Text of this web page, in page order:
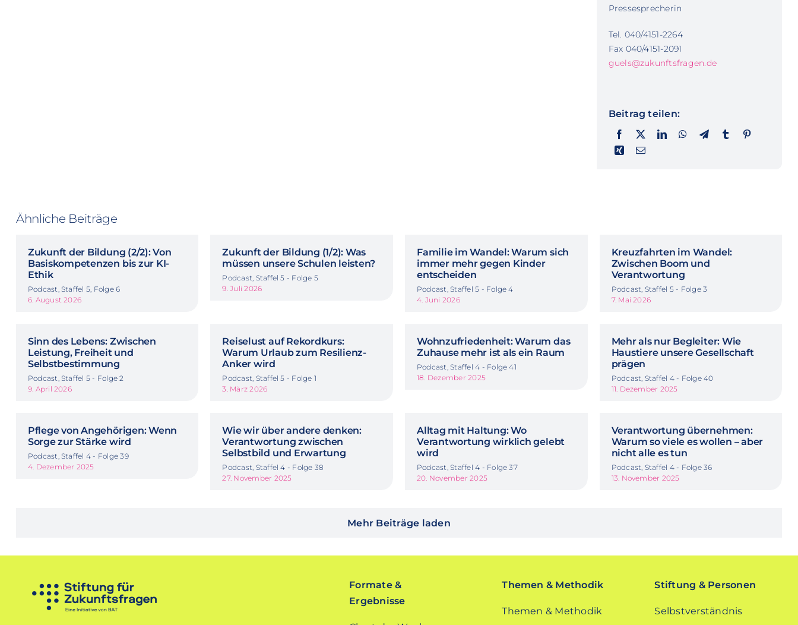
Pressesprecherin
Tel. 040/4151-2264
Fax 040/4151-2091
guels@zukunftsfragen.de
Beitrag teilen:
Ähnliche Beiträge
Zukunft der Bildung (2/2): Von
Basiskompetenzen bis zur KI-
Ethik
Podcast, Staffel 5, Folge 6
6. August 2026
Zukunft der Bildung (1/2): Was
müssen unsere Schulen leisten?
Podcast, Staffel 5 - Folge 5
9. Juli 2026
Familie im Wandel: Warum sich
immer mehr gegen Kinder
entscheiden
Podcast, Staffel 5 - Folge 4
4. Juni 2026
Kreuzfahrten im Wandel:
Zwischen Boom und
Verantwortung
Podcast, Staffel 5 - Folge 3
7. Mai 2026
Sinn des Lebens: Zwischen
Leistung, Freiheit und
Selbstbestimmung
Podcast, Staffel 5 - Folge 2
9. April 2026
Reiselust auf Rekordkurs:
Warum Urlaub zum Resilienz-
Anker wird
Podcast, Staffel 5 - Folge 1
3. März 2026
Wohnzufriedenheit: Warum das
Zuhause mehr ist als ein Raum
Podcast, Staffel 4 - Folge 41
18. Dezember 2025
Mehr als nur Begleiter: Wie
Haustiere unsere Gesellschaft
prägen
Podcast, Staffel 4 - Folge 40
11. Dezember 2025
Pflege von Angehörigen: Wenn
Sorge zur Stärke wird
Podcast, Staffel 4 - Folge 39
4. Dezember 2025
Wie wir über andere denken:
Verantwortung zwischen
Selbstbild und Erwartung
Podcast, Staffel 4 - Folge 38
27. November 2025
Alltag mit Haltung: Wo
Verantwortung wirklich gelebt
wird
Podcast, Staffel 4 - Folge 37
20. November 2025
Verantwortung übernehmen:
Warum so viele es wollen – aber
nicht alle es tun
Podcast, Staffel 4 - Folge 36
13. November 2025
Mehr Beiträge laden
Formate &
Ergebnisse
Themen & Methodik
Themen & Methodik
Stiftung & Personen
Selbstverständnis